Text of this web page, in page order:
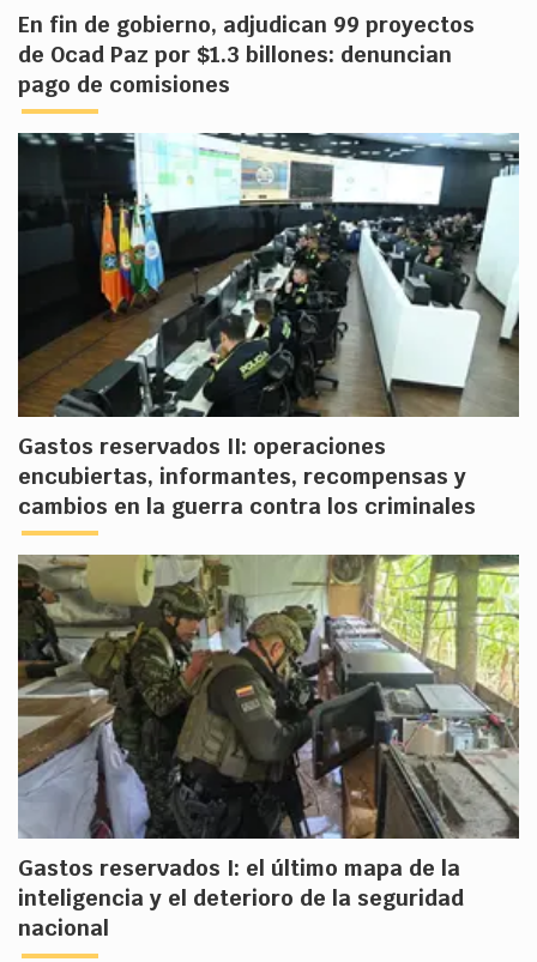
En fin de gobierno, adjudican 99 proyectos
de Ocad Paz por $1.3 billones: denuncian
pago de comisiones
Gastos reservados II: operaciones
encubiertas, informantes, recompensas y
cambios en la guerra contra los criminales
Gastos reservados I: el último mapa de la
inteligencia y el deterioro de la seguridad
nacional